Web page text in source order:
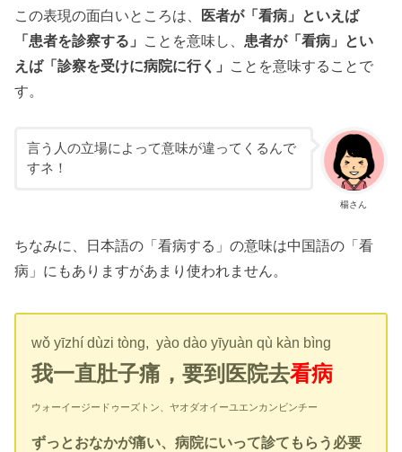
この表現の面白いところは、 医者が「看病」といえば
「患者を診察する」
ことを意味し、 患者が「看病」とい
えば「診察を受けに病院に行く」
ことを意味することで
す。
楊さん
言う人の立場によって意味が違ってくるんで
すネ！
ちなみに、日本語の「看病する」の意味は中国語の「看
病」にもありますがあまり使われません。
wǒ yīzhí dùzi tòng, yào dào yīyuàn qù kàn bìng
我一直肚子痛，要到医院去看病
ウォーイージードゥーズトン、ヤオダオイーユエンカンビンチー
ずっとおなかが痛い、病院にいって診てもらう必要